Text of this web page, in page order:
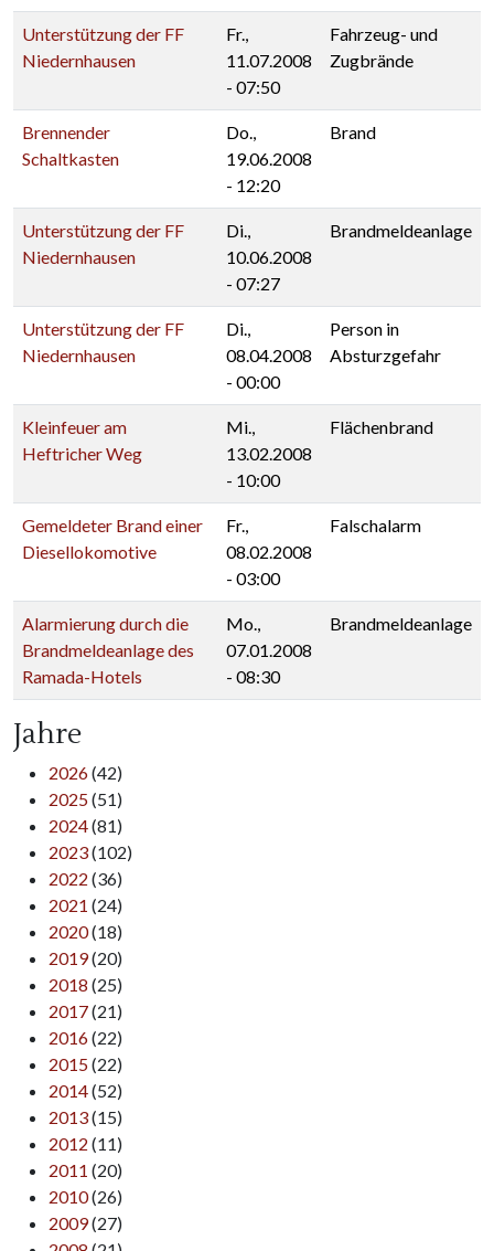
Unterstützung der FF
Niedernhausen
Fr.,
11.07.2008
- 07:50
Fahrzeug- und
Zugbrände
Brennender
Schaltkasten
Do.,
19.06.2008
- 12:20
Brand
Unterstützung der FF
Niedernhausen
Di.,
10.06.2008
- 07:27
Brandmeldeanlage
Unterstützung der FF
Niedernhausen
Di.,
08.04.2008
- 00:00
Person in
Absturzgefahr
Kleinfeuer am
Heftricher Weg
Mi.,
13.02.2008
- 10:00
Flächenbrand
Gemeldeter Brand einer
Diesellokomotive
Fr.,
08.02.2008
- 03:00
Falschalarm
Alarmierung durch die
Brandmeldeanlage des
Ramada-Hotels
Mo.,
07.01.2008
- 08:30
Brandmeldeanlage
Jahre
2026(42)
2025(51)
2024(81)
2023(102)
2022 (36)
2021 (24)
2020(18)
2019(20)
2018 (25)
2017(21)
2016(22)
2015(22)
2014(52)
2013(15)
2012 (11)
2011 (20)
2010(26)
2009(27)